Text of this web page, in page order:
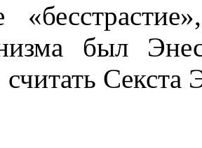
был
Секста